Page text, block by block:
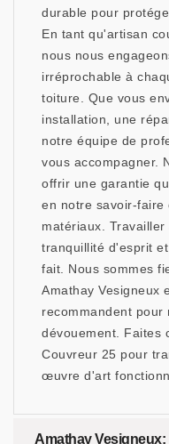
durable pour
En tant qu'artisan
nous nous
irréprochable à
toiture. Que vous
installation, une
notre équipe de
vous accompagner.
offrir une garantie
en notre savoir-faire
matériaux.
tranquillité d'esprit
fait. Nous sommes
Amathay Vesigneux
recommandent
dévouement. Faites
Couvreur 25 pour
œuvre d'art
Amathay